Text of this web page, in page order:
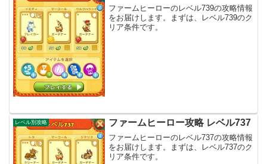
ファームヒーローのレベル739の攻略情報
をお届けします。まずは、レベル739のク
リア条件です。
レベル別攻略 ファームヒーロー攻略 レベル737
ファームヒーローのレベル737の攻略情報
をお届けします。まずは、レベル737のク
リア条件です。